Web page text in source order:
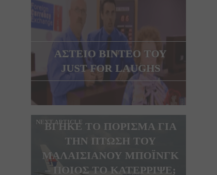
ΑΣΤΕΙΟ ΒΙΝΤΕΟ ΤΟΥ
JUST FOR LAUGHS
NEXT ARTICLE
ΒΓΗΚΕ ΤΟ ΠΟΡΙΣΜΑ ΓΙΑ
ΤΗΝ ΠΤΩΣΗ ΤΟΥ
ΜΑΛΑΙΣΙΑΝΟΥ ΜΠΟΪΝΓΚ
– ΠΟΙΟΣ ΤΟ ΚΑΤΈΡΡΙΨΕ;